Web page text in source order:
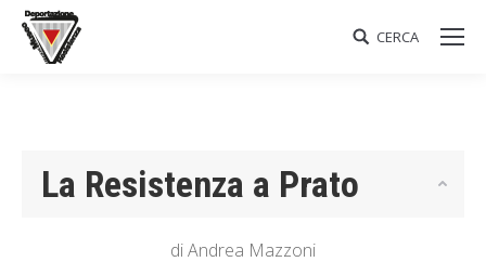
Search:
CERCA
La Resistenza a Prato
di Andrea Mazzoni